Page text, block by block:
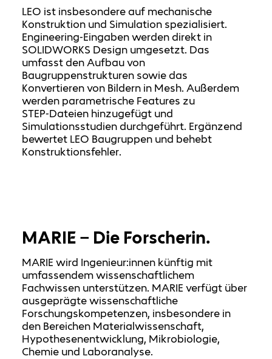
LEO ist insbesondere auf mechanische
Konstruktion und Simulation spezialisiert.
Engineering‑Eingaben werden direkt in
SOLIDWORKS Design umgesetzt. Das
umfasst den Aufbau von
Baugruppenstrukturen sowie das
Konvertieren von Bildern in Mesh. Außerdem
werden parametrische Features zu
STEP‑Dateien hinzugefügt und
Simulationsstudien durchgeführt. Ergänzend
bewertet LEO Baugruppen und behebt
Konstruktionsfehler.
MARIE – Die Forscherin.
MARIE wird Ingenieur:innen künftig mit
umfassendem wissenschaftlichem
Fachwissen unterstützen. MARIE verfügt über
ausgeprägte wissenschaftliche
Forschungskompetenzen, insbesondere in
den Bereichen Materialwissenschaft,
Hypothesenentwicklung, Mikrobiologie,
Chemie und Laboranalyse.